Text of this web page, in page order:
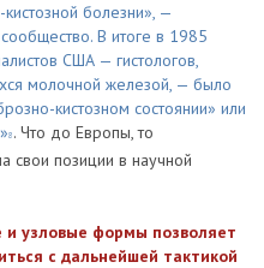
болезни», —
В итоге в 1985
США — гистологов,
молочной железой, — было
кистозном состоянии» или
8 . Что до Европы, то
свои позиции в научной
узловые формы позволяет
с дальнейшей тактикой